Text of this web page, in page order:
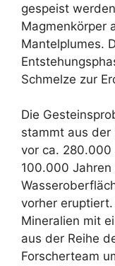
gespeist
Magmenkörper
Mantelplumes.
Schmelze zur
Die
stammt aus der
vor ca. 280.000
100.000
vorher
Mineralien mit
aus der Reihe
Forscherteam